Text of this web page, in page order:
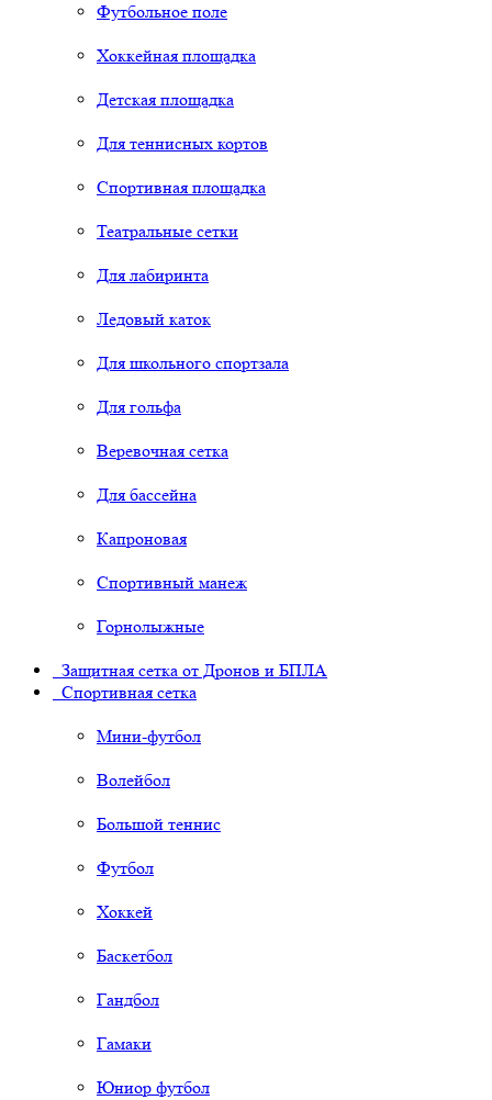
Футбольное поле
Хоккейная площадка
Детская площадка
Для теннисных кортов
Спортивная площадка
Театральные сетки
Для лабиринта
Ледовый каток
Для школьного спортзала
Для гольфа
Веревочная сетка
Для бассейна
Капроновая
Спортивный манеж
Горнолыжные
Защитная сетка от Дронов и БПЛА
Спортивная сетка
Мини-футбол
Волейбол
Большой теннис
Футбол
Хоккей
Баскетбол
Гандбол
Гамаки
Юниор футбол